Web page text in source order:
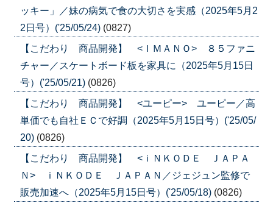
ッキー」／妹の病気で食の大切さを実感（2025年5月2
2日号）('25/05/24) (0827)
【こだわり 商品開発】 <ＩＭＡＮＯ> ８５ファニ
チャー／スケートボード板を家具に（2025年5月15日
号）('25/05/21) (0826)
【こだわり 商品開発】 <ユーピー> ユーピー／高
単価でも自社ＥＣで好調（2025年5月15日号）('25/05/
20) (0826)
【こだわり 商品開発】 <ｉＮＫＯＤＥ ＪＡＰＡ
Ｎ> ｉＮＫＯＤＥ ＪＡＰＡＮ／ジェジュン監修で
販売加速へ（2025年5月15日号）('25/05/18) (0826)